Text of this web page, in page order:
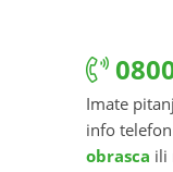
Imate
info
obrasca ili